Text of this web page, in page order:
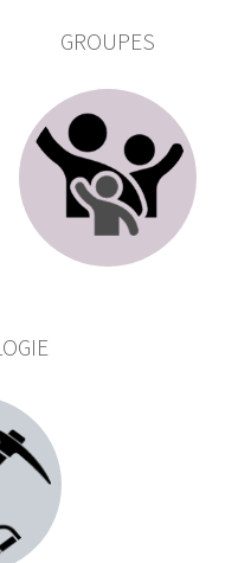
GROUPES